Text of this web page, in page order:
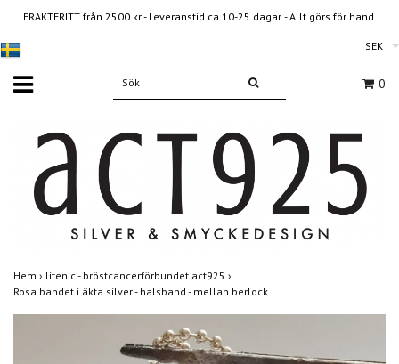
FRAKTFRITT från 2500 kr - Leveranstid ca 10-25 dagar. - Allt görs för hand.
SEK
0
Hem › liten c - bröstcancerförbundet act925 ›
Rosa bandet i äkta silver - halsband - mellan berlock